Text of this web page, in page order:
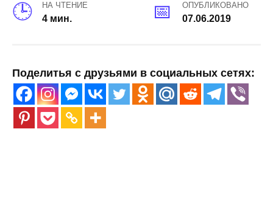
НА ЧТЕНИЕ
4 мин.
ОПУБЛИКОВАНО
07.06.2019
Поделитья с друзьями в социальных сетях: